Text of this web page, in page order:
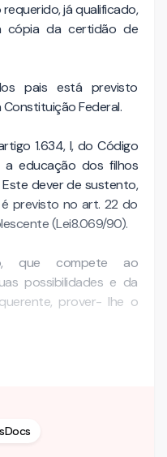
já qualificado,
cópia da certidão de
pais está previsto
Federal.
1.634, I, do Código
educação dos filhos
dever de sustento,
previsto no art. 22 do
(Lei8.069/90).
que compete ao
possibilidades e da
prover- lhe o